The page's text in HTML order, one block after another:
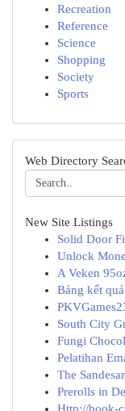
Recreation
Reference
Science
Shopping
Society
Sports
Web Directory
New Site Listings
Solid Door
Unlock
A Veken
Bảng kết
South City
Fungi
Pelatihan
The
Prerolls in